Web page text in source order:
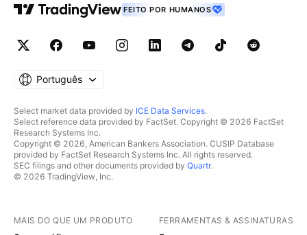
FEITO POR HUMANOS
Português
Select market data provided by ICE Data Services.
Select reference data provided by FactSet. Copyright © 2026 FactSet
Research Systems Inc.
Copyright © 2026, American Bankers Association. CUSIP Database
provided by FactSet Research Systems Inc. All rights reserved.
SEC filings and other documents provided by Quartr.
© 2026 TradingView, Inc.
MAIS DO QUE UM PRODUTO FERRAMENTAS & ASSINATURAS